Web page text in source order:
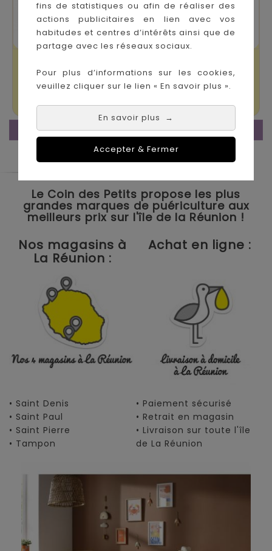
fins de statistiques ou afin de réaliser des
actions publicitaires en lien avec vos
habitudes et centres d’intérêts ainsi que de
partage avec les réseaux sociaux.
Pour plus d’informations sur les cookies,
veuillez cliquer sur le lien « En savoir plus ».
En savoir plus →
Accepter & Fermer
Marine
Prix
79,00 €
Stokke Yoyo 6+
Prix
34,90 €
FIN DE PAGE.
Le Coin des Petits propose les plus
grandes marques de puériculture aux
meilleurs prix sur l'île de la Réunion !
Nos magasins à
La Réunion :
Achat en ligne :
• Saint Denis
• Saint Paul
• Saint Pierre
• Tampon
• Paiement sécurisé
• Retrait en magasin
• Livraison sur toute l'île
de La Réunion